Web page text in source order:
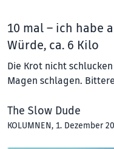
10 mal – ich habe
Würde, ca. 6 Kilo
Die Krot nicht
Magen schlagen.
The Slow Dude
KOLUMNEN, 1. Dezember